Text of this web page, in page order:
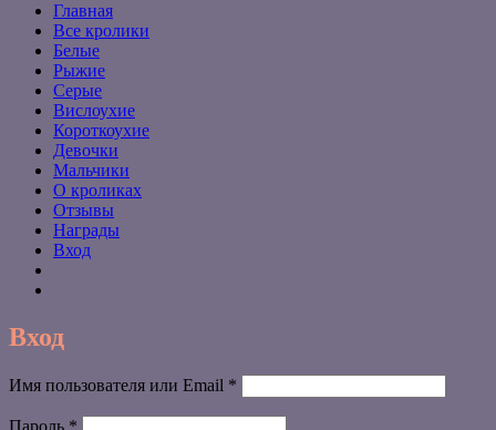
Главная
Все кролики
Белые
Рыжие
Серые
Вислоухие
Короткоухие
Девочки
Мальчики
О кроликах
Отзывы
Награды
Вход
Вход
Имя пользователя или Email *
Пароль *